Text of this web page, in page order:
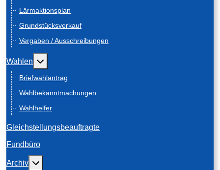
Lärmaktionsplan
Grundstücksverkauf
Vergaben / Ausschreibungen
Wahlen Weitere Informationen: Wahlen
Briefwahlantrag
Wahlbekanntmachungen
Wahlhelfer
Gleichstellungsbeauftragte
Fundbüro
Archiv Weitere Informationen: Archiv